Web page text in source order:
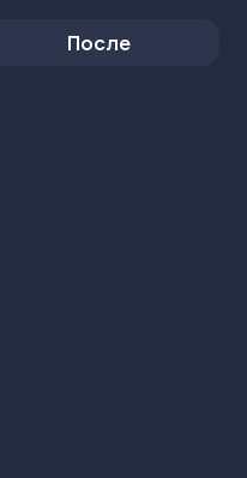
После